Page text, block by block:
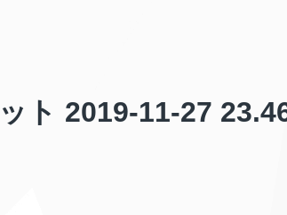
ト 2019-11-27